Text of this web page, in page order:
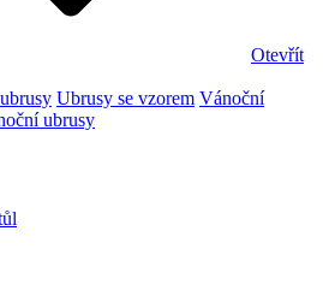
Otevřít
Ubrusy se vzorem Vánoční
ubrusy